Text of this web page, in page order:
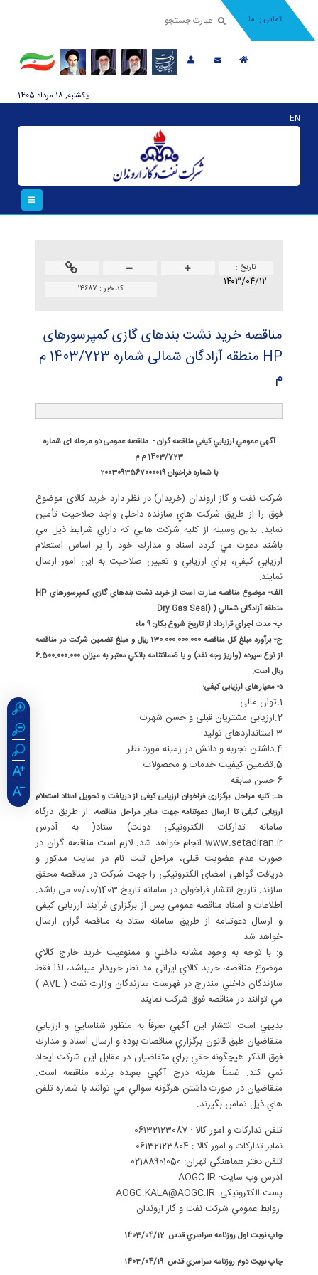
تماس با ما
يکشنبه, 18 مرداد 1405
EN
تاريخ :
۱۴۰۳/۰۴/۱۲ کد خبر : ۱۴۶۸۷
مناقصه خرید نشت بندهای گازی كمپرسورهای
HP منطقه آزادگان شمالی شماره 1403/723 م
م
آگهي عمومي ارزيابي کيفي مناقصه گران - مناقصه عمومی دو مرحله ای شماره
1403/723 م م
با شماره فراخوان 2003093567000019
شركت نفت و گاز اروندان (خریدار) در نظر دارد خريد کالای موضوع
فوق را از طريق شركت هاي سازنده داخلی واجد صلاحيت تأمين
نمايد. بدين وسيله از كليه شركت هايي كه داراي شرايط ذيل مي
باشند دعوت مي گردد اسناد و مدارك خود را بر اساس استعلام
ارزيابي کيفي، براي ارزيابي و تعيين صلاحيت به اين امور ارسال
نمايند:
الف- موضوع مناقصه عبارت است از خريد نشت بندهاي گازي كمپرسورهاي HP
منطقه آزادگان شمالي ( (Dry Gas Seal
ب- مدت اجراي قرارداد از تاريخ شروع بكار: 9 ماه
ج- برآورد مبلغ كل مناقصه 130.000.000.000 ريال و مبلغ تضمين شركت در مناقصه
از نوع سپرده (واريز وجه نقد) و يا ضمانتنامه بانكي معتبر به ميزان 6.500.000.000
ريال است.
د- معیارهای ارزیابی کیفی:
1.توان مالی
2.ارزیابی مشتریان قبلی و حسن شهرت
3.استانداردهای تولید
4.داشتن تجربه و دانش در زمینه مورد نظر
5.تضمین کیفیت خدمات و محصولات
6.حسن سابقه
هـ: کلیه مراحل برگزاری فراخوان ارزیابی کیفی از دریافت و تحویل اسناد استعلام
ارزیابی کیفی تا ارسال دعوتنامه جهت سایر مراحل مناقصه، از طریق درگاه
سامانه تدارکات الکترونیکی دولت) ستاد( به آدرس
www.setadiran.ir انجام خواهد شد. لازم است مناقصه گران در
صورت عدم عضویت قبلی، مراحل ثبت نام در سایت مذکور و
دریافت گواهی امضای الکترونیکی را جهت شرکت در مناقصه محقق
سازند. تاریخ انتشار فراخوان در سامانه تاریخ 00/00/1403 می باشد.
اطلاعات و اسناد مناقصه عمومی پس از برگزاری فرآیند ارزیابی کیفی
و ارسال دعوتنامه از طریق سامانه ستاد به مناقصه گران ارسال
خواهد شد
و: با توجه به وجود مشابه داخلي و ممنوعيت خريد خارج كالاي
موضوع مناقصه، خريد كالاي ايراني مد نظر خريدار ميباشد، لذا فقط
سازندگان داخلي مندرج در فهرست سازندگان وزارت نفت ( AVL )
مي توانند در مناقصه فوق شركت نمايند.
بديهي است انتشار اين آگهي صرفاً به منظور شناسايي و ارزيابي
متقاضيان طبق قانون برگزاري مناقصات بوده و ارسال اسناد و مدارك
فوق الذكر هيچگونه حقي براي متقاضيان در مقابل اين شركت ايجاد
نمي کند. ضمناً هزينه درج آگهي بعهده برنده مناقصه است.
متقاضيان در صورت داشتن هرگونه سوالي مي توانند با شماره تلفن
هاي ذیل تماس بگيرند.
تلفن تدارکات و امور کالا : 06132123087
نمابر تدارکات و امور کالا : 06132123804
تلفن دفتر هماهنگي تهران: 02188901050
آدرس وب سایت: AOGC.IR
پست الکترونیکی: AOGC.KALA@AOGC.IR
روابط عمومي شركت نفت و گاز اروندان
چاپ نوبت اول روزنامه سراسري قدس 1403/04/12
چاپ نوبت دوم روزنامه سراسري قدس 1403/04/19